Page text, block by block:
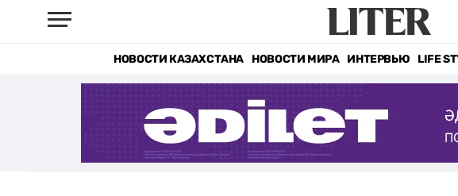
НОВОСТИ КАЗАХСТАНА НОВОСТИ МИРА ИНТЕРВЬЮ LIFE